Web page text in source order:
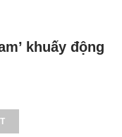
khuấy động